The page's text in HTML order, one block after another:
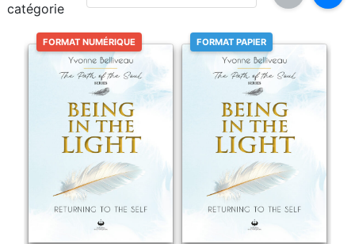
catégorie
FORMAT NUMÉRIQUE FORMAT PAPIER